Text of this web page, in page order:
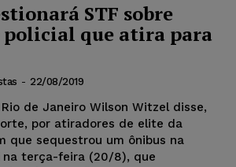
STF sobre
policial que atira para
- 22/08/2019
de Janeiro Wilson Witzel disse,
por atiradores de elite da
que sequestrou um ônibus na
na terça-feira (20/8), que